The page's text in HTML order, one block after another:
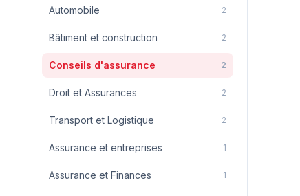
Automobile 2
Bâtiment et construction 2
Conseils d'assurance 2
Droit et Assurances 2
Transport et Logistique 2
Assurance et entreprises 1
Assurance et Finances 1